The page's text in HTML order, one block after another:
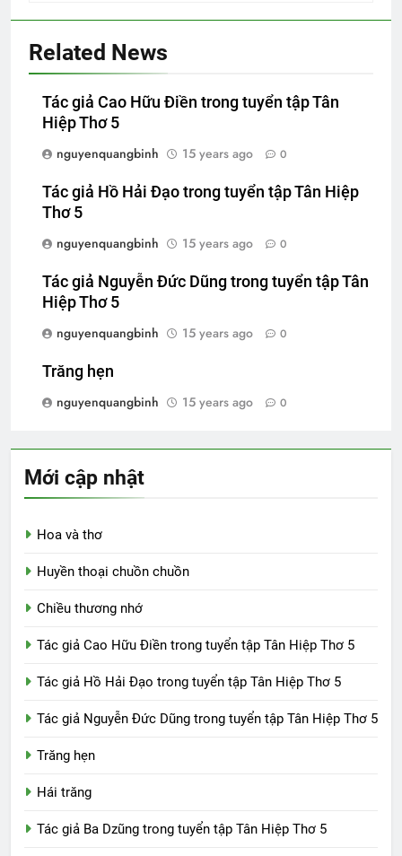
Related News
Tác giả Cao Hữu Điền trong tuyển tập Tân
Hiệp Thơ 5
nguyenquangbinh
15 years ago 0
Tác giả Hồ Hải Đạo trong tuyển tập Tân Hiệp
Thơ 5
nguyenquangbinh
15 years ago 0
Tác giả Nguyễn Đức Dũng trong tuyển tập Tân
Hiệp Thơ 5
nguyenquangbinh
15 years ago 0
Trăng hẹn
nguyenquangbinh
15 years ago 0
Mới cập nhật
Hoa và thơ
Huyền thoại chuồn chuồn
Chiều thương nhớ
Tác giả Cao Hữu Điền trong tuyển tập Tân Hiệp Thơ 5
Tác giả Hồ Hải Đạo trong tuyển tập Tân Hiệp Thơ 5
Tác giả Nguyễn Đức Dũng trong tuyển tập Tân Hiệp Thơ 5
Trăng hẹn
Hái trăng
Tác giả Ba Dzũng trong tuyển tập Tân Hiệp Thơ 5